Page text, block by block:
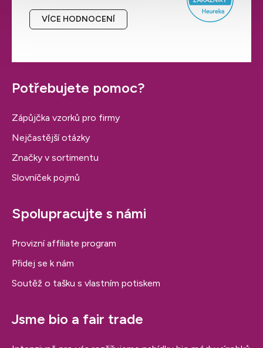
VÍCE HODNOCENÍ
Potřebujete pomoc?
Zápůjčka vzorků pro firmy
Nejčastější otázky
Značky v sortimentu
Slovníček pojmů
Spolupracujte s námi
Provizní affiliate program
Přidej se k nám
Soutěž o tašku s vlastním potiskem
Jsme bio a fair trade